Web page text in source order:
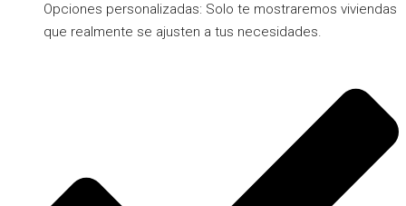
Opciones personalizadas: Solo te mostraremos viviendas
que realmente se ajusten a tus necesidades.